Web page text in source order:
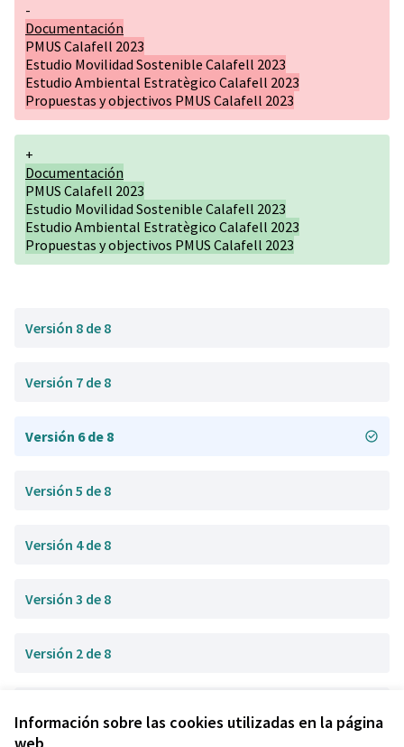
Información sobre las cookies utilizadas en la página
-
Documentación
PMUS Calafell 2023
Estudio Movilidad Sostenible Calafell 2023
Estudio Ambiental Estratègico Calafell 2023
Propuestas y objectivos PMUS Calafell 2023
+
Documentación
PMUS Calafell 2023
Estudio Movilidad Sostenible Calafell 2023
Estudio Ambiental Estratègico Calafell 2023
Propuestas y objectivos PMUS Calafell 2023
Versión 8 de 8
Versión 7 de 8
Versión 6 de 8
Versión 5 de 8
Versión 4 de 8
Versión 3 de 8
Versión 2 de 8